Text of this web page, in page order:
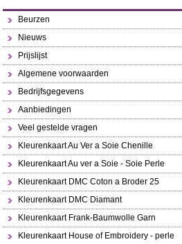
Beurzen
Nieuws
Prijslijst
Algemene voorwaarden
Bedrijfsgegevens
Aanbiedingen
Veel gestelde vragen
Kleurenkaart Au Ver a Soie Chenille
Kleurenkaart Au ver a Soie - Soie Perle
Kleurenkaart DMC Coton a Broder 25
Kleurenkaart DMC Diamant
Kleurenkaart Frank-Baumwolle Garn
Kleurenkaart House of Embroidery - perle